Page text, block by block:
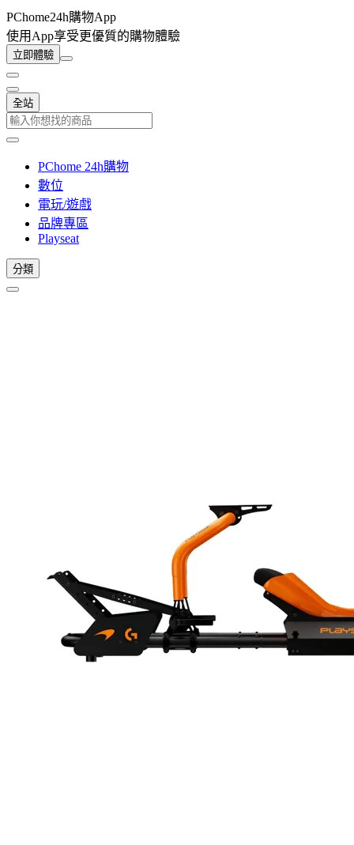
PChome24h購物App
使用App享受更優質的購物體驗
立即體驗
全站
PChome 24h購物
數位
電玩/遊戲
品牌專區
Playseat
分類